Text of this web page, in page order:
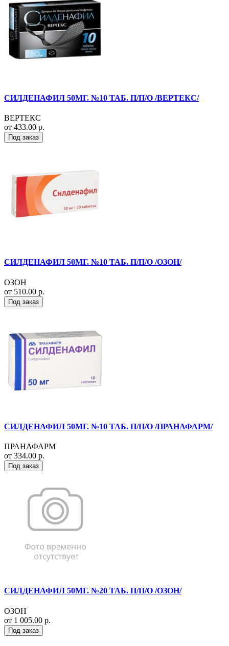
СИЛДЕНАФИЛ 50МГ. №10 ТАБ. П/П/О /ВЕРТЕКС/
ВЕРТЕКС
от 433.00 р.
Под заказ
СИЛДЕНАФИЛ 50МГ. №10 ТАБ. П/П/О /ОЗОН/
ОЗОН
от 510.00 р.
Под заказ
СИЛДЕНАФИЛ 50МГ. №10 ТАБ. П/П/О /ПРАНАФАРМ/
ПРАНАФАРМ
от 334.00 р.
Под заказ
СИЛДЕНАФИЛ 50МГ. №20 ТАБ. П/П/О /ОЗОН/
ОЗОН
от 1 005.00 р.
Под заказ